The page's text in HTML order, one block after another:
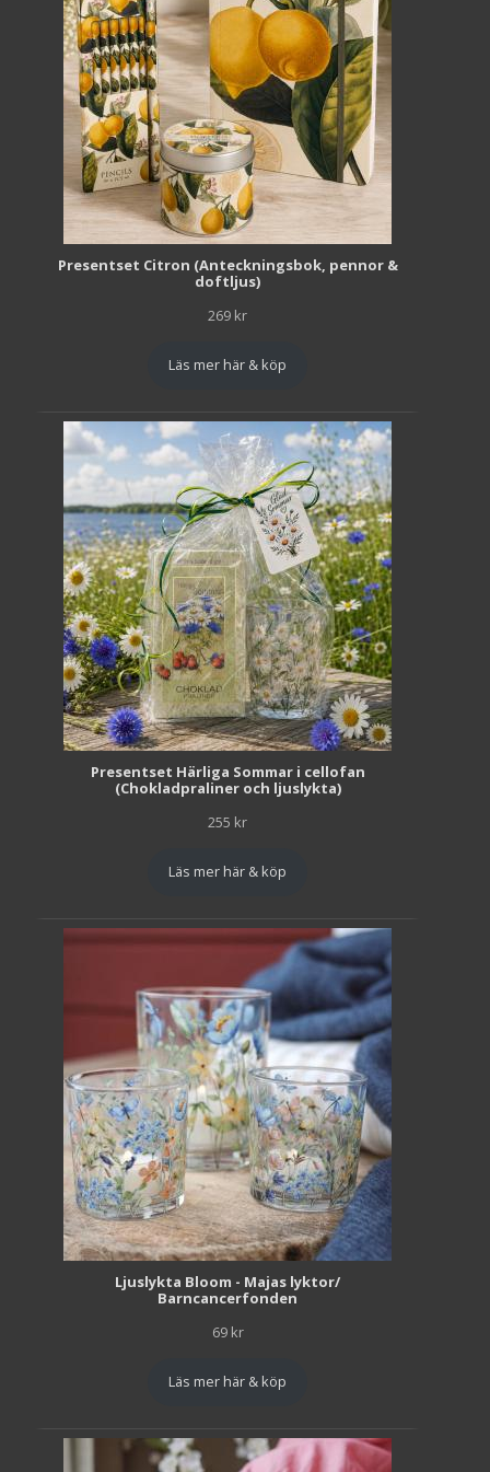
Presentset Citron (Anteckningsbok, pennor &
doftljus)
269 kr
Läs mer här & köp
Presentset Härliga Sommar i cellofan
(Chokladpraliner och ljuslykta)
255 kr
Läs mer här & köp
Ljuslykta Bloom - Majas lyktor/
Barncancerfonden
69 kr
Läs mer här & köp